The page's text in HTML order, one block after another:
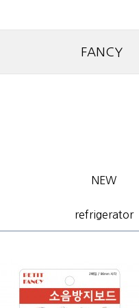
FANCY
NEW
refrigerator